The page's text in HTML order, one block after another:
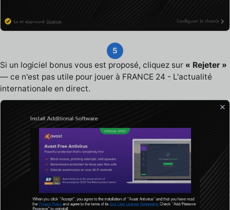
5
Si un logiciel bonus vous est proposé, cliquez sur « Rejeter »
— ce n'est pas utile pour jouer à FRANCE 24 - L'actualité
internationale en direct.